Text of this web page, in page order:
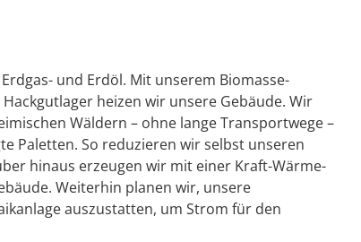
und Erdöl. Mit unserem Biomasse-
heizen wir unsere Gebäude. Wir
Wäldern – ohne lange Transportwege –
Paletten. So reduzieren wir selbst unseren
hinaus erzeugen wir mit einer Kraft-Wärme-
Weiterhin planen wir, unsere
auszustatten, um Strom für den